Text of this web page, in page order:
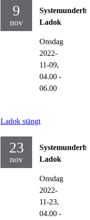
9
nov
Ladok
Onsdag
2022-
11-09,
04.00 -
06.00
Ladok stängt
23
nov
Ladok
Onsdag
2022-
11-23,
04.00 -